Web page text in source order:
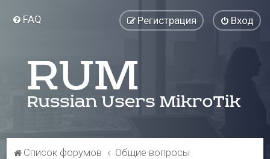
FAQ Вход
Регистрация
Список форумов Общие вопросы